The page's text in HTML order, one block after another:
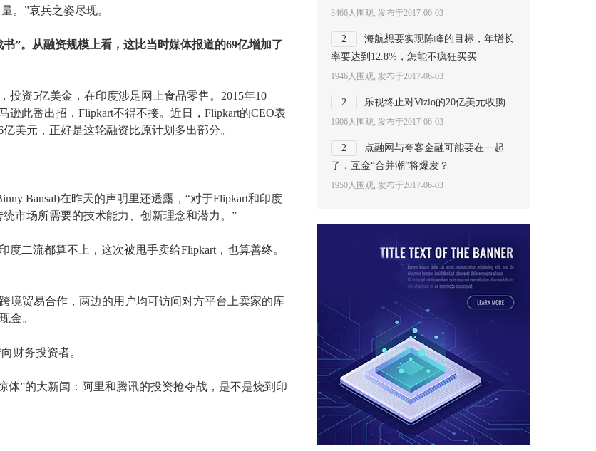
。”哀兵之姿尽现。
”。从融资规模上看，这比当时媒体报道的69亿增加了
投资5亿美金，在印度涉足网上食品零售。2015年10
逊此番出招，Flipkart不得不接。近日，Flipkart的CEO表
美元，正好是这轮融资比原计划多出部分。
Bansal)在昨天的声明里还透露，“对于Flipkart和印度
市场所需要的技术能力、创新理念和潜力。”
二流都算不上，这次被甩手卖给Flipkart，也算善终。
境贸易合作，两边的用户均可访问对方平台上卖家的库
金。
财务投资者。
”的大新闻：阿里和腾讯的投资抢夺战，是不是烧到印
3466人围观, 发布于2017-06-03
2
海航想要实现陈峰的目标，年增长
率要达到12.8%，怎能不疯狂买买
1946人围观, 发布于2017-06-03
2 乐视终止对Vizio的20亿美元收购
1906人围观, 发布于2017-06-03
2
点融网与夸客金融可能要在一起
了，互金“合并潮”将爆发？
1950人围观, 发布于2017-06-03